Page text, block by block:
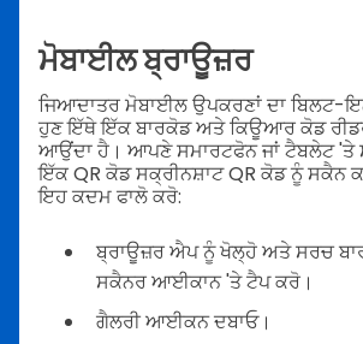
ਮੋਬਾਈਲ ਬ੍ਰਾਊਜ਼ਰ
ਜਿਆਦਾਤਰ ਮੋਬਾਈਲ ਉਪਕਰਣਾਂ ਦਾ ਬਿਲਟ-
ਹੁਣ ਇੱਥੇ ਇੱਕ ਬਾਰਕੋਡ ਅਤੇ ਕਿਊਆਰ ਕੋਡ
ਆਉਂਦਾ ਹੈ। ਆਪਣੇ ਸਮਾਰਟਫੋਨ ਜਾਂ ਟੈਬਲੇਟ
ਇੱਕ QR ਕੋਡ ਸਕ੍ਰੀਨਸ਼ਾਟ QR ਕੋਡ ਨੂੰ ਸਕੈਨ
ਇਹ ਕਦਮ ਫਾਲੋ ਕਰੋ:
ਬ੍ਰਾਊਜ਼ਰ ਐਪ ਨੂੰ ਖੋਲ੍ਹੋ ਅਤੇ ਸਰਚ
ਸਕੈਨਰ ਆਈਕਾਨ 'ਤੇ ਟੈਪ ਕਰੋ।
ਗੈਲਰੀ ਆਈਕਨ ਦਬਾਓ।